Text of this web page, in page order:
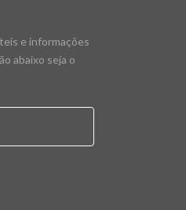
e informações
abaixo seja o